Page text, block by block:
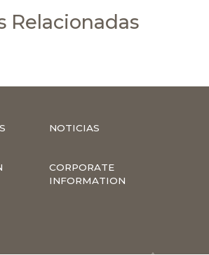
Relacionadas
NOTICIAS
CORPORATE
INFORMATION